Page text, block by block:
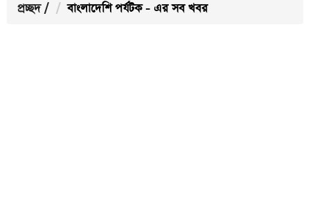
প্রচ্ছদ / বাংলাদেশি পর্যটক - এর সব খবর